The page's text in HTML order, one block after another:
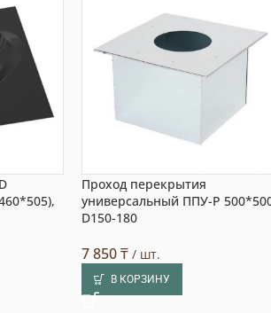
Проход перекрытия
универсальный ППУ-Р
D150-180
7 850₸/ шт.
В КОРЗИНУ